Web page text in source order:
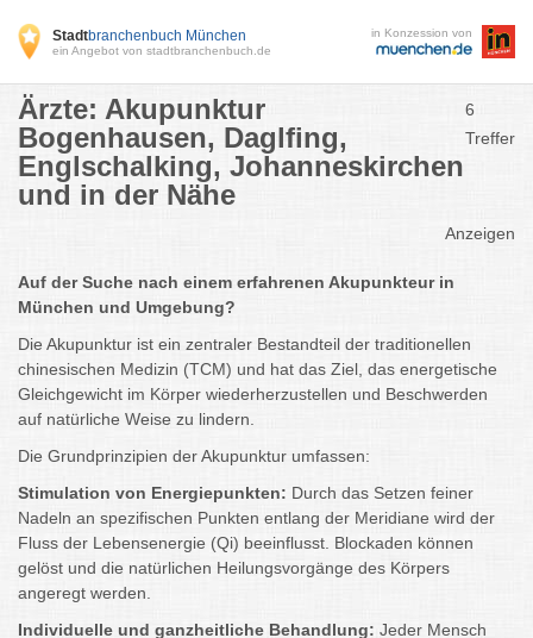
Stadtbranchenbuch München
ein Angebot von stadtbranchenbuch.de
in Konzession von
Ärzte: Akupunktur
Bogenhausen, Daglfing,
Englschalking, Johanneskirchen
und in der Nähe
6
Treffer
Anzeigen
Auf der Suche nach einem erfahrenen Akupunkteur in
München und Umgebung?
Die Akupunktur ist ein zentraler Bestandteil der traditionellen
chinesischen Medizin (TCM) und hat das Ziel, das energetische
Gleichgewicht im Körper wiederherzustellen und Beschwerden
auf natürliche Weise zu lindern.
Die Grundprinzipien der Akupunktur umfassen:
Stimulation von Energiepunkten: Durch das Setzen feiner
Nadeln an spezifischen Punkten entlang der Meridiane wird der
Fluss der Lebensenergie (Qi) beeinflusst. Blockaden können
gelöst und die natürlichen Heilungsvorgänge des Körpers
angeregt werden.
Individuelle und ganzheitliche Behandlung: Jeder Mensch